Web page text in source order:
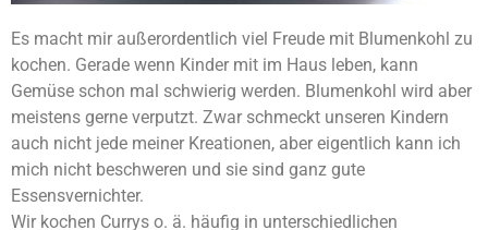
Es macht mir außerordentlich viel Freude mit Blumenkohl zu
kochen. Gerade wenn Kinder mit im Haus leben, kann
Gemüse schon mal schwierig werden. Blumenkohl wird aber
meistens gerne verputzt. Zwar schmeckt unseren Kindern
auch nicht jede meiner Kreationen, aber eigentlich kann ich
mich nicht beschweren und sie sind ganz gute
Essensvernichter.
Wir kochen Currys o. ä. häufig in unterschiedlichen